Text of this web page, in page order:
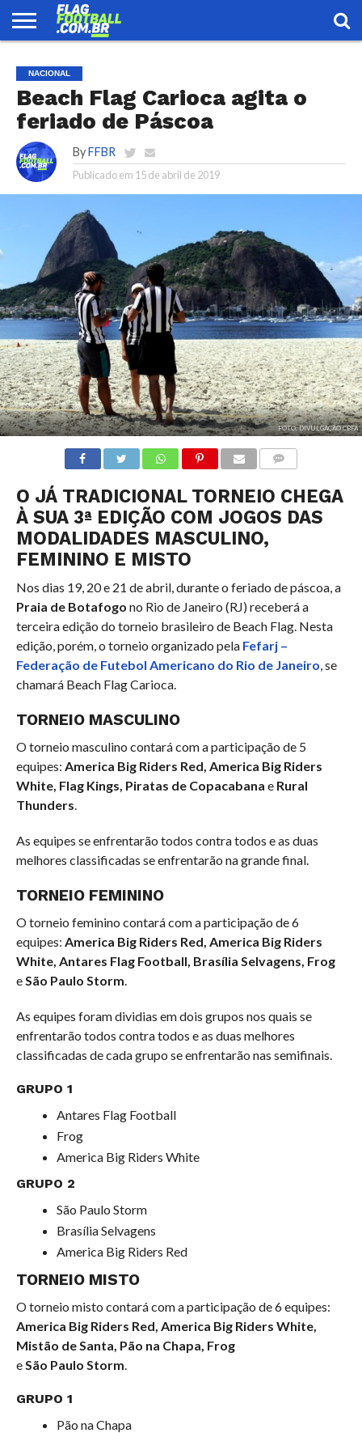
FOOTBALL
ENCONTRE
UMA
EQUIPE
SELEÇÃO
BRASILEIRA
LOJA
NACIONAL
Beach Flag Carioca agita o
feriado de Páscoa
By FFBR
Publicado em 15 de abril de 2019
FOTO: DIVULGAÇÃO CBFA
O JÁ TRADICIONAL TORNEIO CHEGA
À SUA 3ª EDIÇÃO COM JOGOS DAS
MODALIDADES MASCULINO,
FEMININO E MISTO
Nos dias 19, 20 e 21 de abril, durante o feriado de páscoa, a
Praia de Botafogo no Rio de Janeiro (RJ) receberá a
terceira edição do torneio brasileiro de Beach Flag. Nesta
edição, porém, o torneio organizado pela Fefarj –
Federação de Futebol Americano do Rio de Janeiro , se
chamará Beach Flag Carioca.
TORNEIO MASCULINO
O torneio masculino contará com a participação de 5
equipes: America Big Riders Red, America Big Riders
White, Flag Kings, Piratas de Copacabana e Rural
Thunders
As equipes se enfrentarão todos contra todos e as duas
melhores classificadas se enfrentarão na grande final.
TORNEIO FEMININO
O torneio feminino contará com a participação de 6
equipes: America Big Riders Red, America Big Riders
White, Antares Flag Football, Brasília Selvagens, Frog
e São Paulo Storm
As equipes foram dividias em dois grupos nos quais se
enfrentarão todos contra todos e as duas melhores
classificadas de cada grupo se enfrentarão nas semifinais.
GRUPO 1
Antares Flag Football
Frog
America Big Riders White
GRUPO 2
São Paulo Storm
Brasília Selvagens
America Big Riders Red
TORNEIO MISTO
O torneio misto contará com a participação de 6 equipes:
America Big Riders Red, America Big Riders White,
Mistão de Santa, Pão na Chapa, Frog
e São Paulo Storm
GRUPO 1
Pão na Chapa